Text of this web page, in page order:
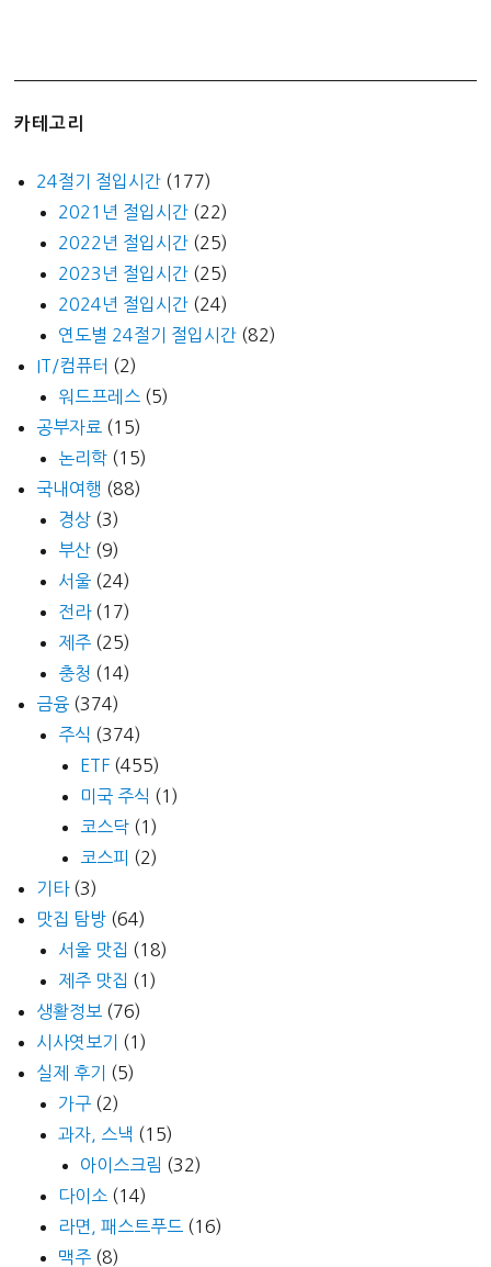
ㅎ
카테고리
24절기 절입시간 (177)
2021년 절입시간 (22)
2022년 절입시간 (25)
2023년 절입시간 (25)
2024년 절입시간 (24)
연도별 24절기 절입시간 (82)
IT/컴퓨터 (2)
워드프레스 (5)
공부자료 (15)
논리학 (15)
국내여행 (88)
경상 (3)
부산 (9)
서울 (24)
전라(17)
제주 (25)
충청 (14)
금융 (374)
주식 (374)
ETF (455)
미국 주식 (1)
코스닥 (1)
코스피 (2)
기타(3)
맛집 탐방 (64)
서울 맛집 (18)
제주 맛집 (1)
생활정보 (76)
시사엿보기
(1)
실제 후기
(5)
가구 (2)
과자, 스낵 (15)
아이스크림 (32)
다이소 (14)
라면, 패스트푸드 (16)
맥주 (8)